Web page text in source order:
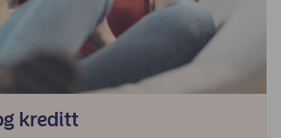
kreditt